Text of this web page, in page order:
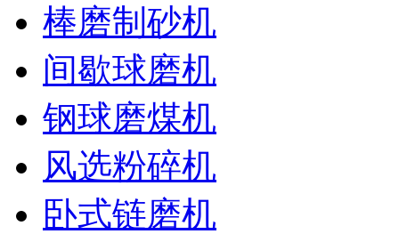
棒磨制砂机
间歇球磨机
钢球磨煤机
风选粉碎机
卧式链磨机